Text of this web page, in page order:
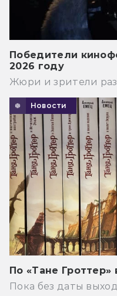
Победители
2026 году
Жюри и зрители
Новости
По «Тане
Пока без даты